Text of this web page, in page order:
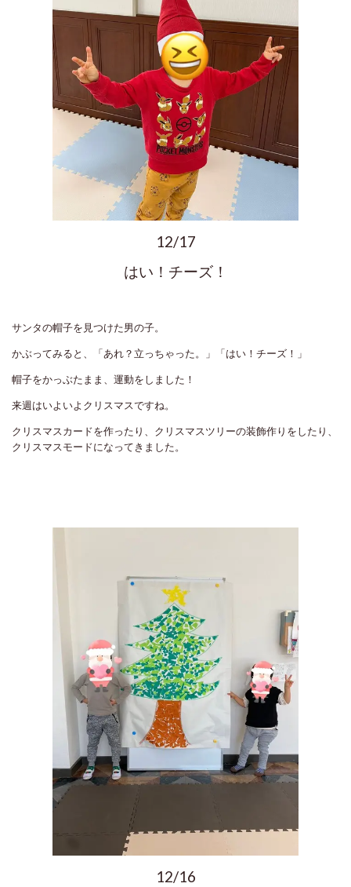
12/17
はい！チーズ！
サンタの帽子を見つけた男の子。
かぶってみると、「あれ？立っちゃった。」「はい！チーズ！」
帽子をかっぶたまま、運動をしました！
来週はいよいよクリスマスですね。
クリスマスカードを作ったり、クリスマスツリーの装飾作りをしたり、
クリスマスモードになってきました。
12/16